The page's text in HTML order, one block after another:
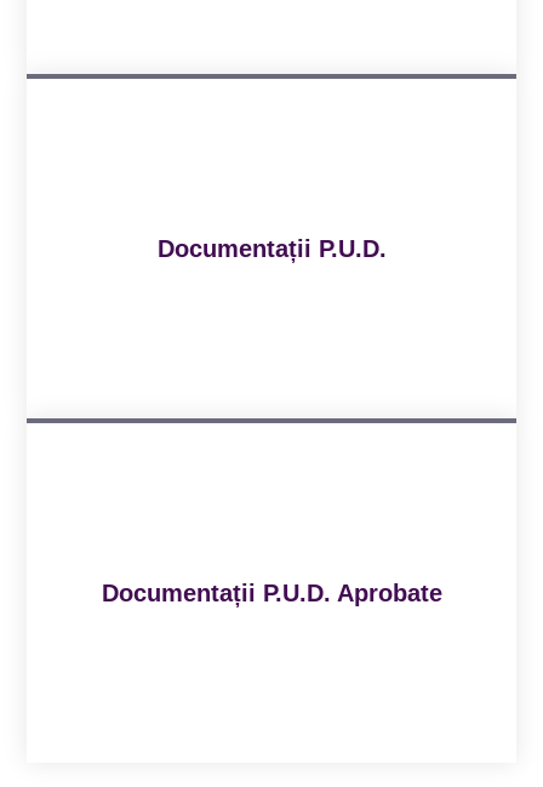
Documentații P.U.D.
Documentații P.U.D. Aprobate